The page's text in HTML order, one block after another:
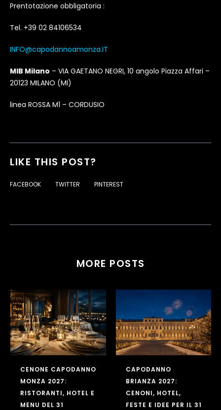
Prentotazione obbligatoria :
Tel. +39 02 84106534
INFO@capodannoamonza.IT
MIB Milano – VIA GAETANO NEGRI, 10 angolo Piazza Affari –
20123 MILANO (MI)
linea ROSSA M1 – CORDUSIO
LIKE THIS POST?
FACEBOOK TWITTER PINTEREST
MORE POSTS
CENONE CAPODANNO
MONZA 2027:
RISTORANTI, HOTEL E
MENU DEL 31
CAPODANNO
BRIANZA 2027:
CENONI, HOTEL,
FESTE E IDEE PER IL 31